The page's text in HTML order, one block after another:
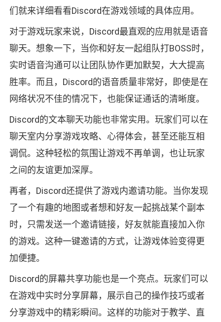
们就来详细看看Discord在游戏领域的具体应用。
对于游戏玩家来说，Discord最直观的应用就是语音
聊天。想象一下，当你和好友一起组队打BOSS时，
实时语音沟通可以让团队协作更加默契，大大提高
胜率。而且，Discord的语音质量非常好，即使是在
网络状况不佳的情况下，也能保证通话的清晰度。
Discord的文本聊天功能也非常实用。玩家们可以在
聊天室内分享游戏攻略、心得体会，甚至还能互相
调侃。这种轻松的氛围让游戏不再单调，也让玩家
之间的友谊更加深厚。
再者，Discord还提供了游戏内邀请功能。当你发现
了一个有趣的地图或者想和好友一起挑战某个副本
时，只需发送一个邀请链接，好友就能直接加入你
的游戏。这种一键邀请的方式，让游戏体验变得更
加便捷。
Discord的屏幕共享功能也是一个亮点。玩家们可以
在游戏中实时分享屏幕，展示自己的操作技巧或者
分享游戏中的精彩瞬间。这样的功能对于教学、直